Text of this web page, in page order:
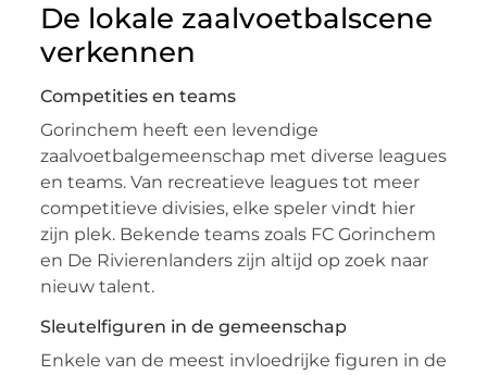
De lokale zaalvoetbalscene
verkennen
Competities en teams
Gorinchem heeft een levendige
zaalvoetbalgemeenschap met diverse leagues
en teams. Van recreatieve leagues tot meer
competitieve divisies, elke speler vindt hier
zijn plek. Bekende teams zoals FC Gorinchem
en De Rivierenlanders zijn altijd op zoek naar
nieuw talent.
Sleutelfiguren in de gemeenschap
Enkele van de meest invloedrijke figuren in de